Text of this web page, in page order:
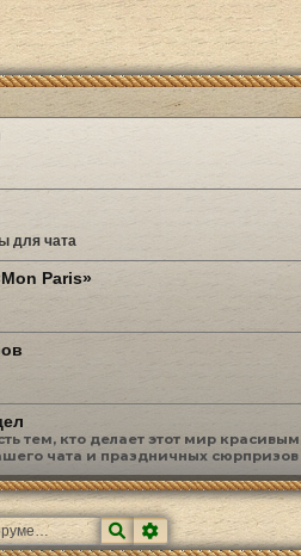
для чата
Paris»
тем, кто делает этот мир
чата и праздничных
ПоискРасширенный